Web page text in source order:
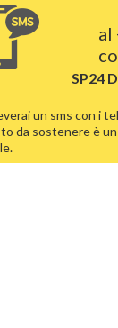
al
SP24
un sms con i
da sostenere è